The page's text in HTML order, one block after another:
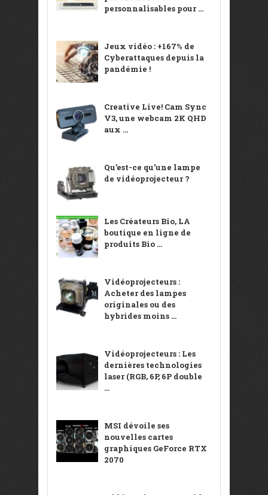
personnalisables pour ...
Jeux vidéo : +167% de
Cyberattaques depuis la
pandémie !
Creative Live! Cam Sync
V3, une webcam 2K QHD
aux ...
Qu’est-ce qu’une lampe
de vidéoprojecteur ?
Les Créateurs Bio, LA
boutique en ligne de
produits Bio ...
Vidéoprojecteurs :
Acheter des lampes
originales ou des
hybrides moins ...
Vidéoprojecteurs : Les
dernières technologies
laser (RGB, 6P, 6P double
...
MSI dévoile ses
nouvelles cartes
graphiques GeForce RTX
2070